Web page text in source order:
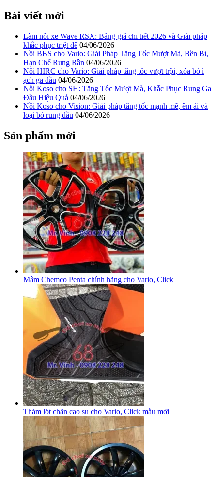
Bài viết mới
Làm nồi xe Wave RSX: Bảng giá chi tiết 2026 và Giải pháp
khắc phục triệt để 04/06/2026
Nồi BBS cho Vario: Giải Pháp Tăng Tốc Mượt Mà, Bền Bỉ,
Hạn Chế Rung Rần 04/06/2026
Nồi HIRC cho Vario: Giải pháp tăng tốc vượt trội, xóa bỏ ì
ạch ga đầu 04/06/2026
Nồi Koso cho SH: Tăng Tốc Mượt Mà, Khắc Phục Rung Ga
Đầu Hiệu Quả 04/06/2026
Nồi Koso cho Vision: Giải pháp tăng tốc mạnh mẽ, êm ái và
loại bỏ rung đầu 04/06/2026
Sản phẩm mới
Mâm Chemco Penta chính hãng cho Vario, Click
Thảm lót chân cao su cho Vario, Click mẫu mới